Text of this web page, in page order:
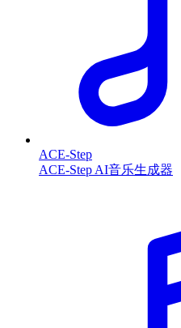
ACE-Step
ACE-Step AI音乐生成器